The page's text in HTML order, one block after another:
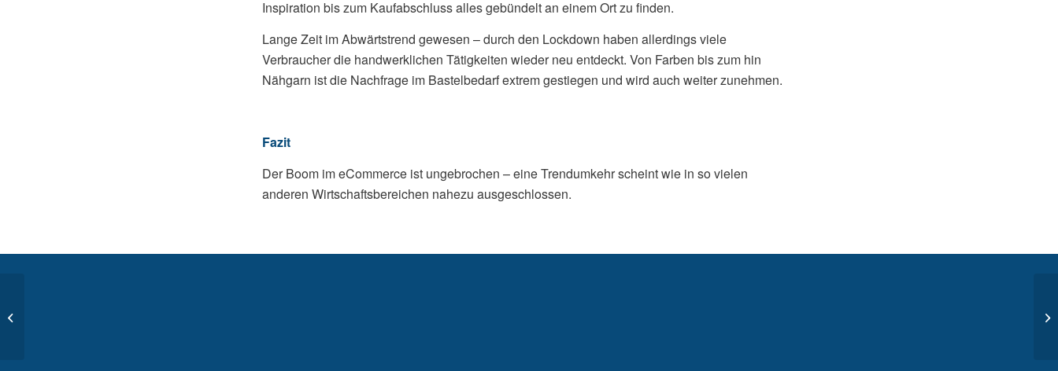
Inspiration bis zum Kaufabschluss alles gebündelt an einem Ort zu finden.
Lange Zeit im Abwärtstrend gewesen – durch den Lockdown haben allerdings viele
Verbraucher die handwerklichen Tätigkeiten wieder neu entdeckt. Von Farben bis zum hin
Nähgarn ist die Nachfrage im Bastelbedarf extrem gestiegen und wird auch weiter zunehmen.
Fazit
Der Boom im eCommerce ist ungebrochen – eine Trendumkehr scheint wie in so vielen
anderen Wirtschaftsbereichen nahezu ausgeschlossen.